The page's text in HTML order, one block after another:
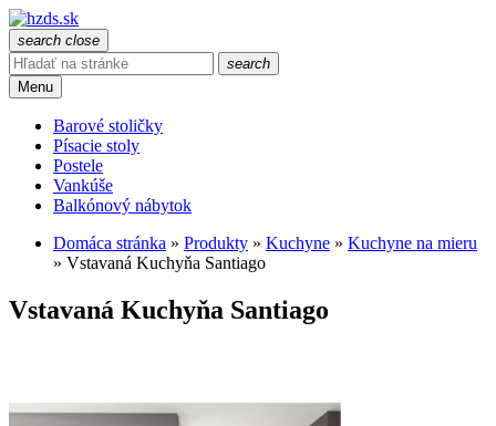
search close
search
Menu
Barové stoličky
Písacie stoly
Postele
Vankúše
Balkónový nábytok
Domáca stránka » Produkty » Kuchyne » Kuchyne na mieru
» Vstavaná Kuchyňa Santiago
Vstavaná Kuchyňa Santiago